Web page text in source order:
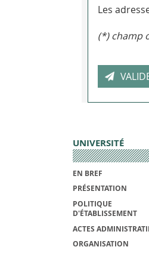
Les
(*) champ
UNIVERSITÉ
EN BREF
PRÉSENTATION
POLITIQUE
D'ÉTABLISSEMENT
ACTES
ORGANISATION